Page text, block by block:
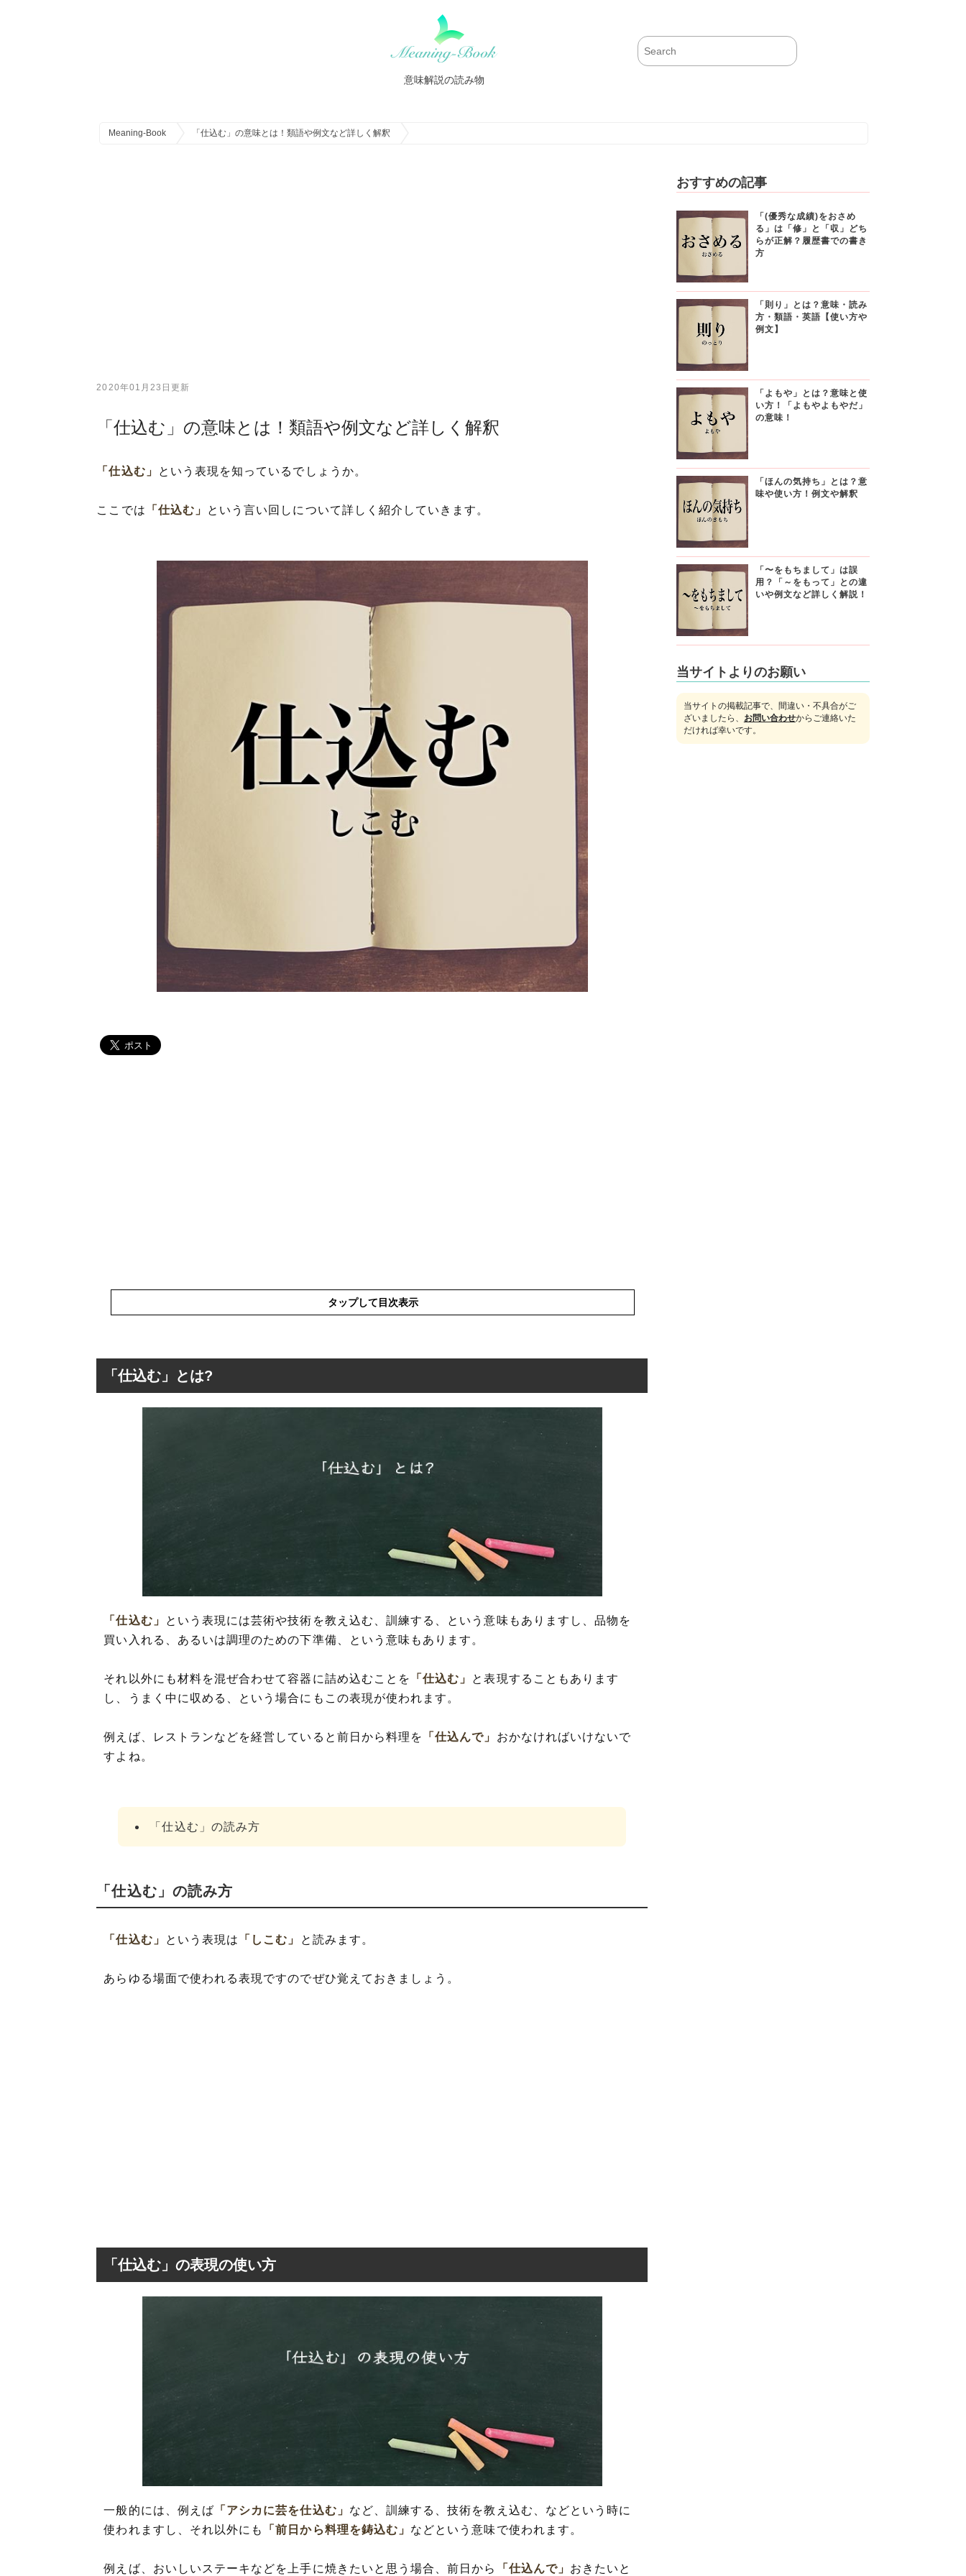
意味解説の読み物
Meaning-Book 「仕込む」の意味とは！類語や例文など詳しく解釈
2020年01月23日更新
「仕込む」の意味とは！類語や例文など詳しく解釈
「仕込む」 という表現を知っているでしょうか。
ここでは 「仕込む」 という言い回しについて詳しく紹介していきます。
タップして目次表示
「仕込む」の表現の使い方
「仕込む」の類語や類義語
「仕込む」とは?
「仕込む」
という表現には芸術や技術を教え込む、訓練する、という意味もありますし、品物を
買い入れる、あるいは調理のための下準備、という意味もあります。
それ以外にも材料を混ぜ合わせて容器に詰め込むことを 「仕込む」 と表現することもあります
し、うまく中に収める、という場合にもこの表現が使われます。
例えば、レストランなどを経営していると前日から料理を 「仕込んで」 おかなければいけないで
すよね。
「仕込む」の読み方
「仕込む」の読み方
「仕込む」 という表現は 「しこむ」 と読みます。
あらゆる場面で使われる表現ですのでぜひ覚えておきましょう。
「仕込む」の表現の使い方
一般的には、例えば 「アシカに芸を仕込む」 など、訓練する、技術を教え込む、などという時に
使われますし、それ以外にも
「前日から料理を鋳込む」 などという意味で使われます。
例えば、おいしいステーキなどを上手に焼きたいと思う場合、前日から 「仕込んで」 おきたいと
おすすめの記事
「(優秀な成績)をおさめ
る」は「修」と「収」どち
らが正解？履歴書での書き
方
「則り」とは？意味・読み
方・類語・英語【使い方や
例文】
「よもや」とは？意味と使
い方！「よもやよもやだ」
の意味！
「ほんの気持ち」とは？意
味や使い方！例文や解釈
「〜をもちまして」は誤
用？「～をもって」との違
いや例文など詳しく解説！
当サイトよりのお願い
当サイトの掲載記事で、間違い・不具合がご
ざいましたら、 お問い合わせからご連絡いた
だければ幸いです。